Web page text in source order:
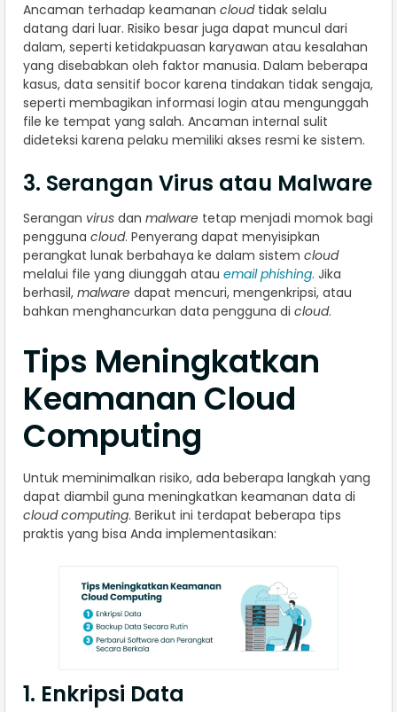
Ancaman terhadap keamanan cloudtidak selalu
datang dari luar. Risiko besar juga dapat muncul dari
dalam, seperti ketidakpuasan karyawan atau kesalahan
yang disebabkan oleh faktor manusia. Dalam beberapa
kasus, data sensitif bocor karena tindakan tidak sengaja,
seperti membagikan informasi login atau mengunggah
file ke tempat yang salah. Ancaman internal sulit
dideteksi karena pelaku memiliki akses resmi ke sistem.
3. Serangan Virus atau Malware
Serangan virus dan malware tetap menjadi momok bagi
pengguna cloud. Penyerang dapat menyisipkan
perangkat lunak berbahaya ke dalam sistem cloud
melalui file yang diunggah atau email phishing. Jika
berhasil, malware dapat mencuri, mengenkripsi, atau
bahkan menghancurkan data pengguna di cloud.
Tips Meningkatkan
Keamanan Cloud
Computing
Untuk meminimalkan risiko, ada beberapa langkah yang
dapat diambil guna meningkatkan keamanan data di
cloud computing. Berikut ini terdapat beberapa tips
praktis yang bisa Anda implementasikan:
1. Enkripsi Data